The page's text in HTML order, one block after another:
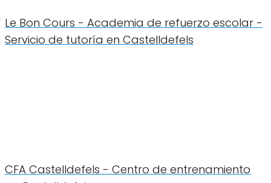
Le Bon Cours - Academia de refuerzo escolar -
Servicio de tutoría en Castelldefels
CFA Castelldefels - Centro de entrenamiento